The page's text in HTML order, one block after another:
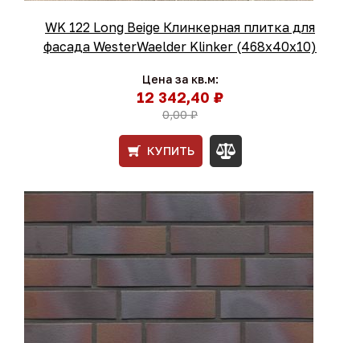
WK 122 Long Beige Клинкерная плитка для
фасада WesterWaelder Klinker (468х40х10)
Цена за кв.м:
12 342,40 ₽
0,00 ₽
КУПИТЬ